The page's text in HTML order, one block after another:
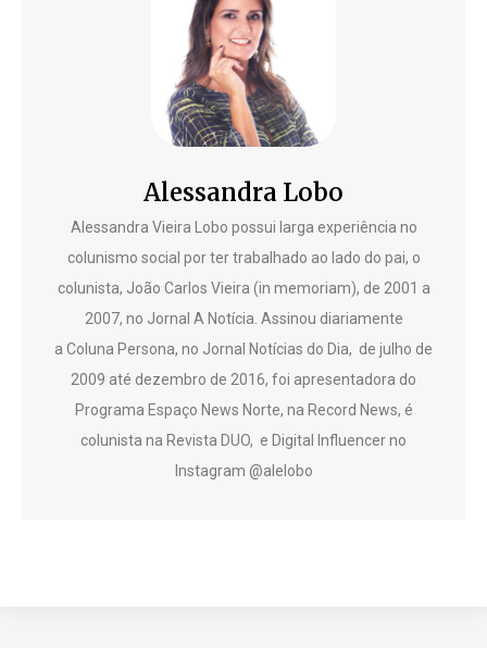
Alessandra Lobo
Alessandra Vieira Lobo possui larga experiência no
colunismo social por ter trabalhado ao lado do pai, o
colunista, João Carlos Vieira (in memoriam), de 2001 a
2007, no Jornal A Notícia. Assinou diariamente
a Coluna Persona, no Jornal Notícias do Dia, de julho de
2009 até dezembro de 2016, foi apresentadora do
Programa Espaço News Norte, na Record News, é
colunista na Revista DUO, e Digital Influencer no
Instagram @alelobo